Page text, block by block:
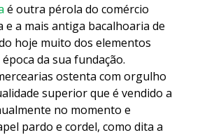
é outra pérola do comércio
a mais antiga bacalhoaria de
hoje muito dos elementos
da sua fundação.
ostenta com orgulho
superior que é vendido a
no momento e
pardo e cordel, como dita a